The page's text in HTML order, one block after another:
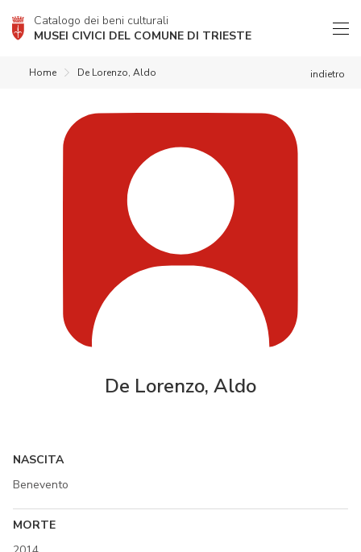
Catalogo dei beni culturali
MUSEI CIVICI DEL COMUNE DI TRIESTE
indietro
Home De Lorenzo, Aldo
De Lorenzo, Aldo
NASCITA
Benevento
MORTE